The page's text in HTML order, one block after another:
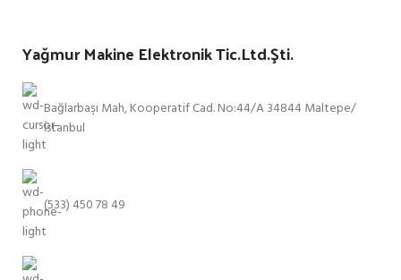
Yağmur Makine Elektronik Tic.Ltd.Şti.
Bağlarbaşı Mah, Kooperatif Cad. No:44/A 34844 Maltepe/
İstanbul
(533) 450 78 49